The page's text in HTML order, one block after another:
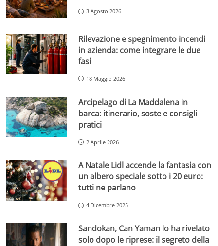
3 Agosto 2026
Rilevazione e spegnimento incendi
in azienda: come integrare le due
fasi
18 Maggio 2026
Arcipelago di La Maddalena in
barca: itinerario, soste e consigli
pratici
2 Aprile 2026
A Natale Lidl accende la fantasia con
un albero speciale sotto i 20 euro:
tutti ne parlano
4 Dicembre 2025
Sandokan, Can Yaman lo ha rivelato
solo dopo le riprese: il segreto della